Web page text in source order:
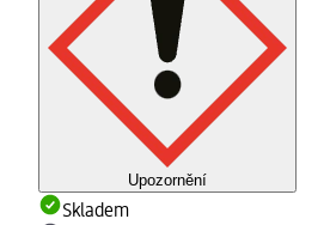
Upozornění
Skladem